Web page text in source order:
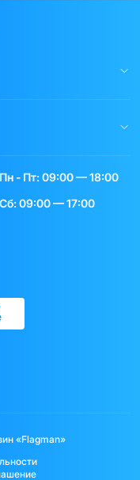
Пн - Пт: 09:00 — 18:00
Сб: 09:00 — 17:00
«Flagman»